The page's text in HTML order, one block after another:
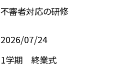
不審者対応の研修
2026/07/24
1学期 終業式